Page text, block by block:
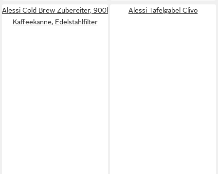
Alessi Cold Brew Zubereiter, 900l
Kaffeekanne, Edelstahlfilter
Alessi Tafelgabel Clivo